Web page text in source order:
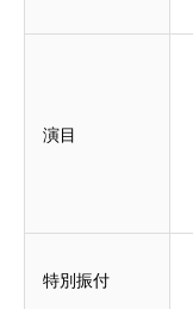
演目
特別振付